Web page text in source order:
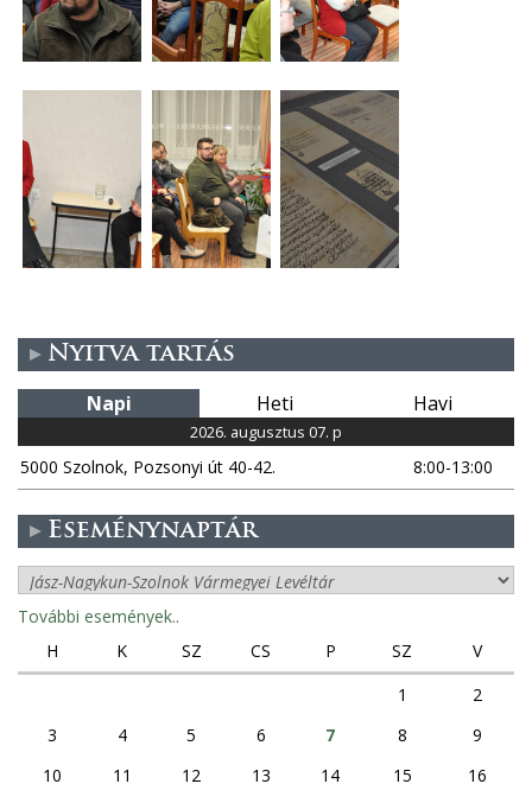
Nyitva tartás
Napi Heti Havi
2026. augusztus 07. p
5000 Szolnok, Pozsonyi út 40-42. 8:00-13:00
Eseménynaptár
További események..
H
K SZ CS P SZ
V
1
2
3
4 5 6 7 8
9
10
11 12 13 14 15
16